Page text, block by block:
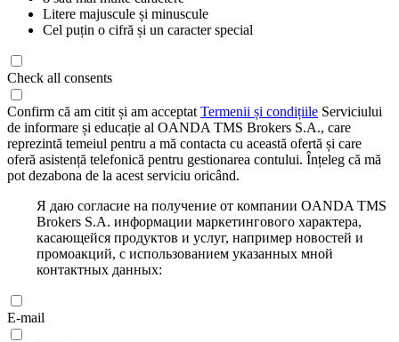
Litere majuscule și minuscule
Cel puțin o cifră și un caracter special
Check all consents
Confirm că am citit și am acceptat Termenii și condițiile Serviciului
de informare și educație al OANDA TMS Brokers S.A., care
reprezintă temeiul pentru a mă contacta cu această ofertă și care
oferă asistență telefonică pentru gestionarea contului. Înțeleg că mă
pot dezabona de la acest serviciu oricând.
Я даю согласие на получение от компании OANDA TMS
Brokers S.A. информации маркетингового характера,
касающейся продуктов и услуг, например новостей и
промоакций, с использованием указанных мной
контактных данных:
E-mail